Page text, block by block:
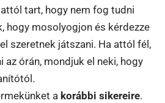
tart, hogy nem fog tudni
hogy mosolyogjon és kérdezze
szeretnek játszani. Ha attól fél,
az órán, mondjuk el neki, hogy
a korábbi sikereire.